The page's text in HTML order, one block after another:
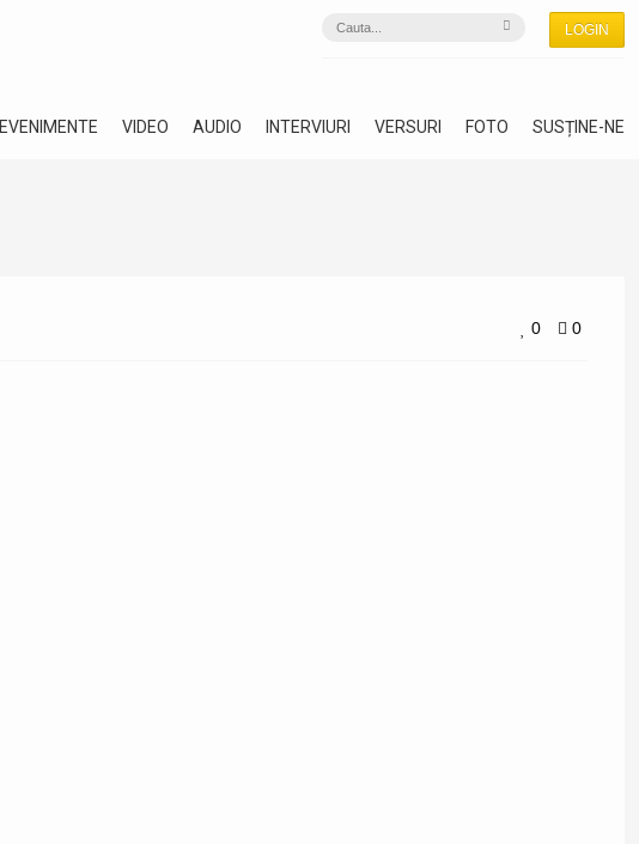
LOGIN
EVENIMENTE VIDEO AUDIO INTERVIURI VERSURI FOTO SUSȚINE-NE
0 0